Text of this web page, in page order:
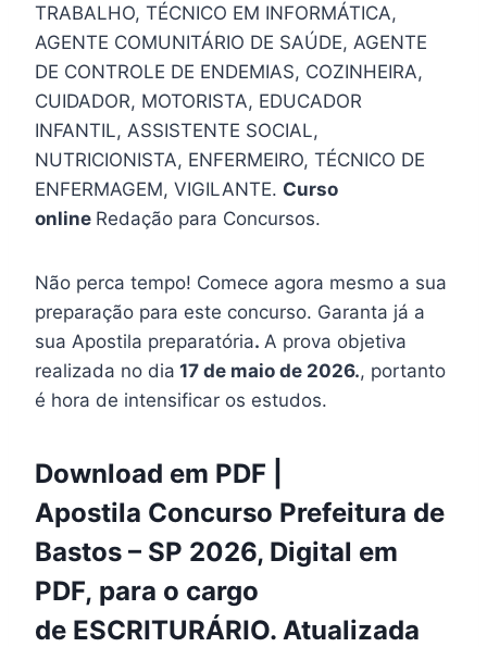
TRABALHO, TÉCNICO EM INFORMÁTICA,
AGENTE COMUNITÁRIO DE SAÚDE, AGENTE
DE CONTROLE DE ENDEMIAS, COZINHEIRA,
CUIDADOR, MOTORISTA, EDUCADOR
INFANTIL, ASSISTENTE SOCIAL,
NUTRICIONISTA, ENFERMEIRO, TÉCNICO DE
ENFERMAGEM, VIGILANTE. Curso
online Redação para Concursos.
Não perca tempo! Comece agora mesmo a sua
preparação para este concurso. Garanta já a
sua Apostila preparatória. A prova objetiva
realizada no dia 17 de maio de 2026., portanto
é hora de intensificar os estudos.
Download em PDF |
Apostila Concurso Prefeitura de
Bastos – SP 2026, Digital em
PDF, para o cargo
de ESCRITURÁRIO. Atualizada